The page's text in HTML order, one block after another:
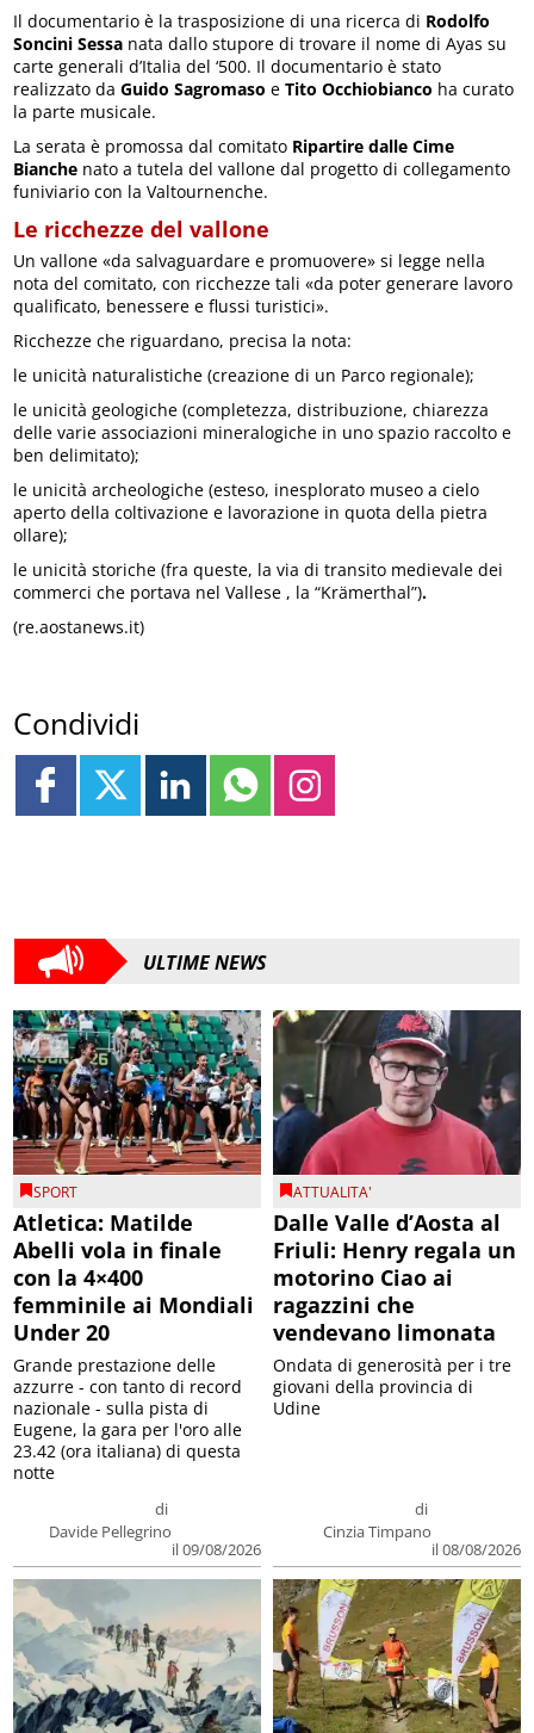
Il documentario è la trasposizione di una ricerca di Rodolfo
Soncini Sessa nata dallo stupore di trovare il nome di Ayas su
carte generali d’Italia del ‘500. Il documentario è stato
realizzato daGuido Sagromaso eTito Occhiobianco ha curato
la parte musicale.
La serata è promossa dal comitato Ripartire dalle Cime
Bianche nato a tutela del vallone dal progetto di collegamento
funiviario con la Valtournenche.
Le ricchezze del vallone
Un vallone «da salvaguardare e promuovere» si legge nella
nota del comitato, con ricchezze tali «da poter generare lavoro
qualificato, benessere e flussi turistici».
Ricchezze che riguardano, precisa la nota:
le unicità naturalistiche (creazione di un Parco regionale);
le unicità geologiche (completezza, distribuzione, chiarezza
delle varie associazioni mineralogiche in uno spazio raccolto e
ben delimitato);
le unicità archeologiche (esteso, inesplorato museo a cielo
aperto della coltivazione e lavorazione in quota della pietra
ollare);
le unicità storiche (fra queste, la via di transito medievale dei
commerci che portava nel Vallese , la “Krämerthal”).
(re.aostanews.it)
Condividi
ULTIME NEWS
SPORT
Atletica: Matilde
Abelli vola in finale
con la 4×400
femminile ai Mondiali
Under 20
di
Davide Pellegrino
il 09/08/2026
Grande prestazione delle
azzurre - con tanto di record
nazionale - sulla pista di
Eugene, la gara per l'oro alle
23.42 (ora italiana) di questa
notte
ATTUALITA'
Dalle Valle d’Aosta al
Friuli: Henry regala un
motorino Ciao ai
ragazzini che
vendevano limonata
di
Cinzia Timpano
il 08/08/2026
Ondata di generosità per i tre
giovani della provincia di
Udine